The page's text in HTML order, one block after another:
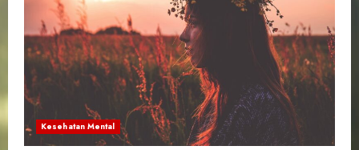
Kesehatan Mental